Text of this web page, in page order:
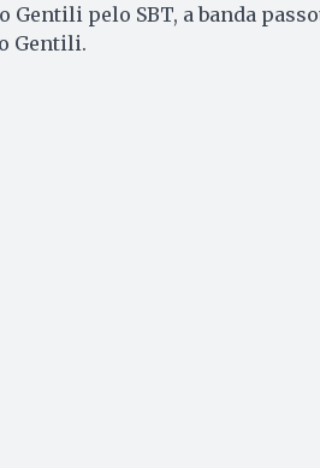
Gentili pelo SBT, a banda
Gentili.